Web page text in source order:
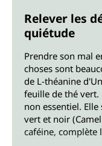
Relever les
quiétude
Prendre son mal
choses sont
de L-théanine
feuille de thé vert.
non essentiel.
vert et noir
caféine, complète